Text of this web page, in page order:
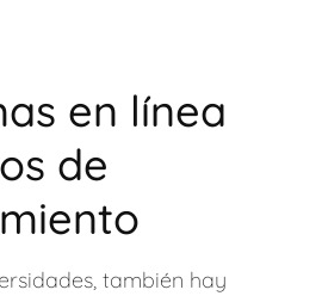
A
p
p
ar
tir
en línea
de
también hay